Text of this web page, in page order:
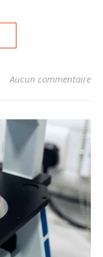
Aucun commentaire